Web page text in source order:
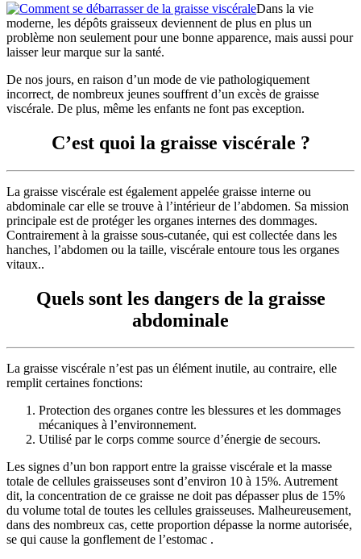
Dans la vie
moderne, les dépôts graisseux deviennent de plus en plus un
problème non seulement pour une bonne apparence, mais aussi pour
laisser leur marque sur la santé.
De nos jours, en raison d’un mode de vie pathologiquement
incorrect, de nombreux jeunes souffrent d’un excès de graisse
viscérale. De plus, même les enfants ne font pas exception.
C’est quoi la graisse viscérale ?
La graisse viscérale est également appelée graisse interne ou
abdominale car elle se trouve à l’intérieur de l’abdomen. Sa mission
principale est de protéger les organes internes des dommages.
Contrairement à la graisse sous-cutanée, qui est collectée dans les
hanches, l’abdomen ou la taille, viscérale entoure tous les organes
vitaux..
Quels sont les dangers de la graisse
abdominale
La graisse viscérale n’est pas un élément inutile, au contraire, elle
remplit certaines fonctions:
Protection des organes contre les blessures et les dommages
mécaniques à l’environnement.
Utilisé par le corps comme source d’énergie de secours.
Les signes d’un bon rapport entre la graisse viscérale et la masse
totale de cellules graisseuses sont d’environ 10 à 15%. Autrement
dit, la concentration de ce graisse ne doit pas dépasser plus de 15%
du volume total de toutes les cellules graisseuses. Malheureusement,
dans des nombreux cas, cette proportion dépasse la norme autorisée,
se qui cause la gonflement de l’estomac .